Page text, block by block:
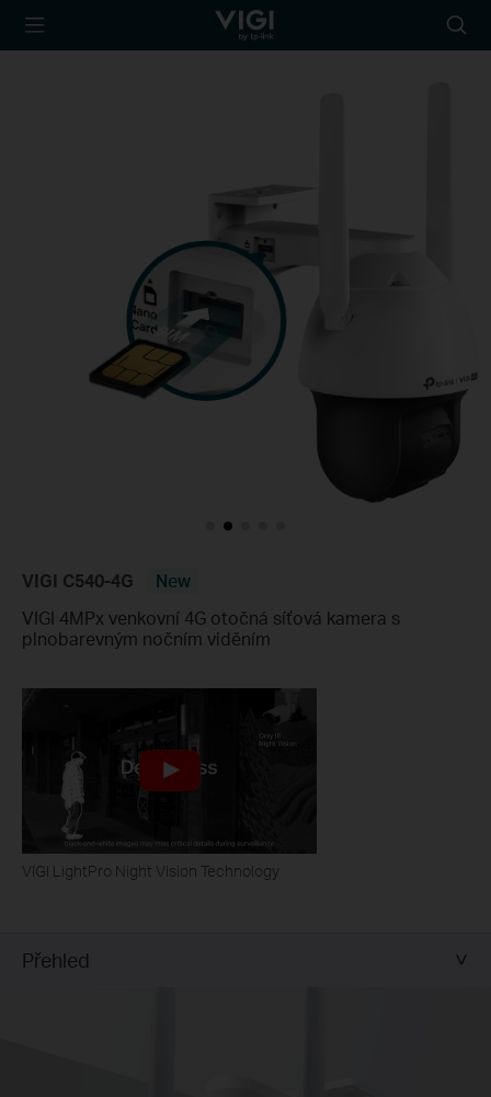
TP-Link, Reliably
icon
VIGI C540-4G
New
VIGI 4MPx venkovní 4G otočná síťová kamera s
plnobarevným nočním viděním
VIGI LightPro Night Vision Technology
Přehled